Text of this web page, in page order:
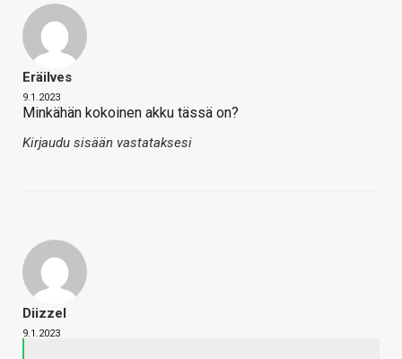
Eräilves
9.1.2023
Minkähän kokoinen akku tässä on?
Kirjaudu sisään vastataksesi
Diizzel
9.1.2023